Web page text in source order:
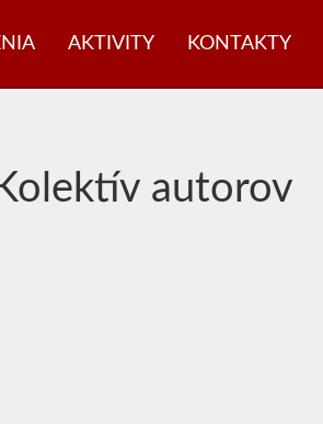
AKTIVITY KONTAKTY
Kolektív autorov